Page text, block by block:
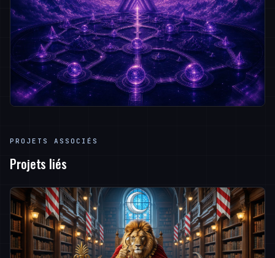
PROJETS ASSOCIÉS
Projets liés